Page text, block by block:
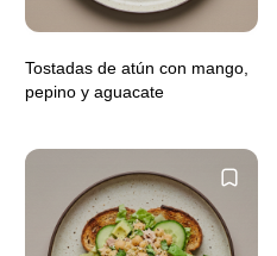
Tostadas de atún con mango,
pepino y aguacate